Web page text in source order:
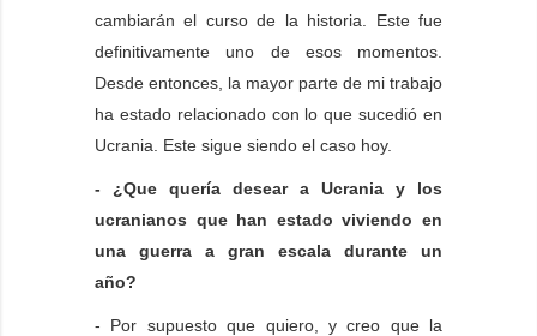
cambiarán el curso de la historia. Este fue
definitivamente uno de esos momentos.
Desde entonces, la mayor parte de mi trabajo
ha estado relacionado con lo que sucedió en
Ucrania. Este sigue siendo el caso hoy.
- ¿Que quería desear a Ucrania y los
ucranianos que han estado viviendo en
una guerra a gran escala durante un
año?
- Por supuesto que quiero, y creo que la